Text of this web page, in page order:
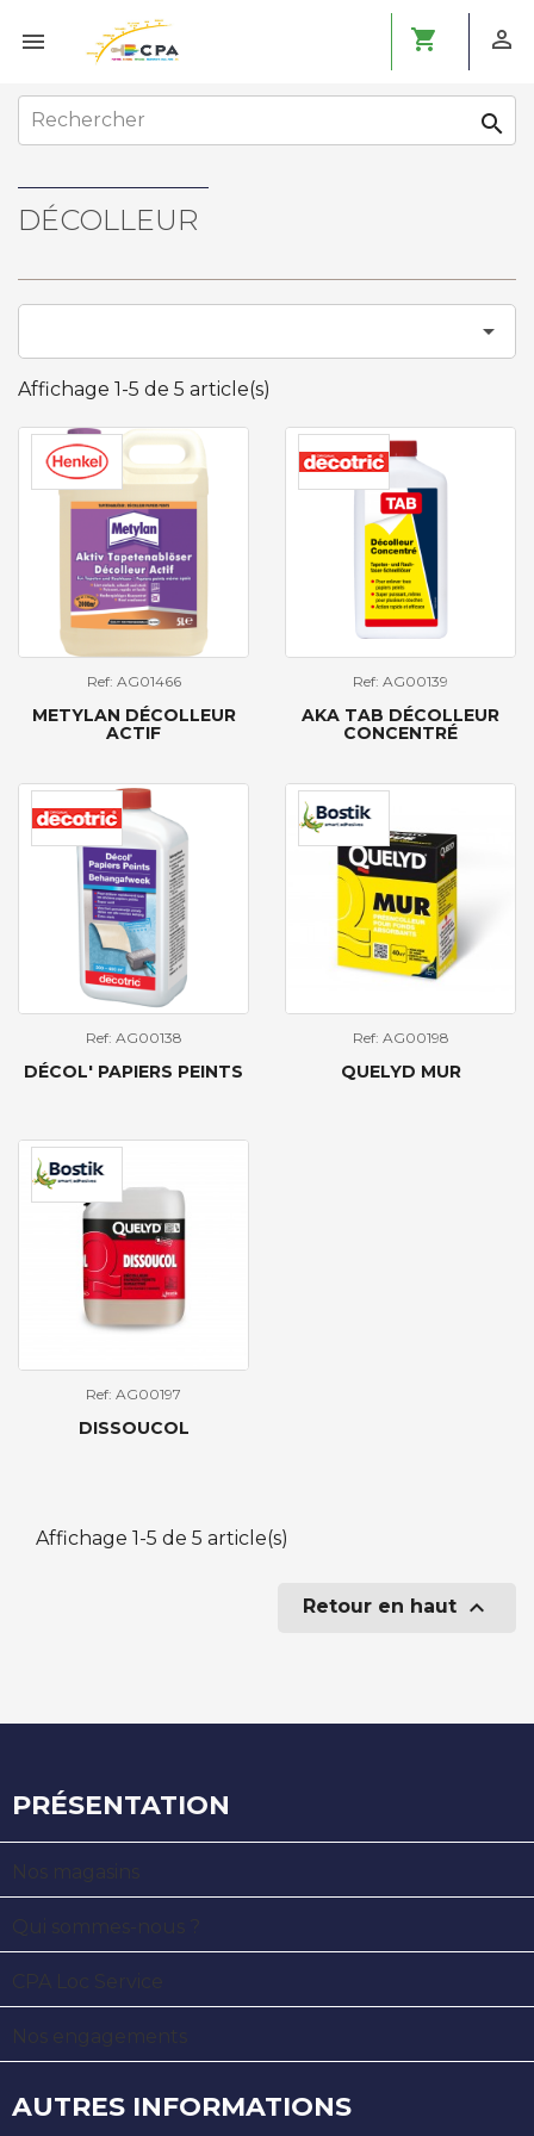
 shopping_cart 

DÉCOLLEUR

Affichage 1-5 de 5 article(s)
Ref: AG01466
METYLAN DÉCOLLEUR
ACTIF
Ref: AG00139
AKA TAB DÉCOLLEUR
CONCENTRÉ
Ref: AG00138
DÉCOL' PAPIERS PEINTS
Ref: AG00198
QUELYD MUR
Ref: AG00197
DISSOUCOL
Affichage 1-5 de 5 article(s)
Retour en haut 
PRÉSENTATION
AUTRES INFORMATIONS